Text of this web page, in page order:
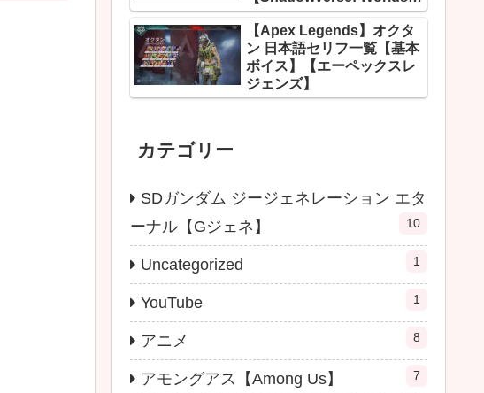
Beyond】
【Apex Legends】オクタ
ン 日本語セリフ一覧【基本
ボイス】【エーペックスレ
ジェンズ】
カテゴリー
SDガンダム ジージェネレーション エタ
ーナル【Gジェネ】
10
Uncategorized 1
YouTube 1
アニメ 8
アモングアス【Among Us】 7